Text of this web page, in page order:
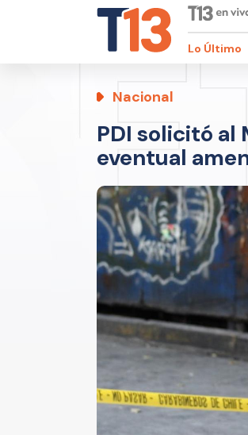
Lo Último
Nacional
PDI solicitó
eventual